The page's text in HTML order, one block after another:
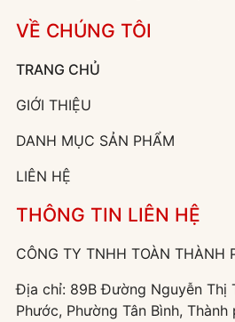
VỀ CHÚNG TÔI
TRANG CHỦ
GIỚI THIỆU
DANH MỤC SẢN PHẨM
LIÊN HỆ
THÔNG TIN LIÊN HỆ
CÔNG TY TNHH TOÀN THÀNH
Địa chỉ: 89B Đường Nguyễn Thị
Phước, Phường Tân Bình, Thành